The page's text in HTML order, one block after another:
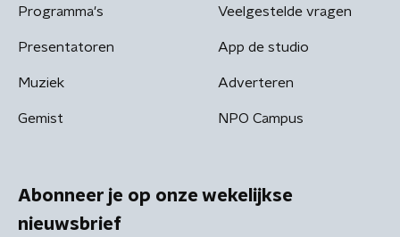
Programma's
Presentatoren
Muziek
Gemist
Veelgestelde vragen
App de studio
Adverteren
NPO Campus
Abonneer je op onze wekelijkse
nieuwsbrief